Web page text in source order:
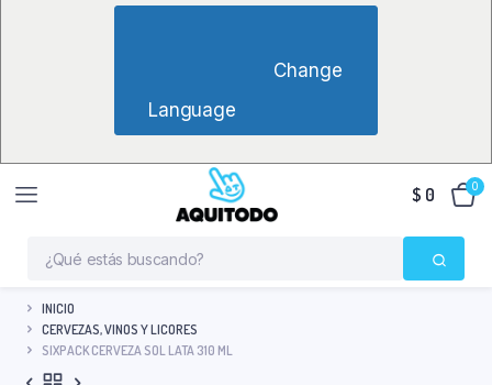
Language
$ 0 0
INICIO
CERVEZAS, VINOS Y LICORES
SIXPACK CERVEZA SOL LATA 310 ML